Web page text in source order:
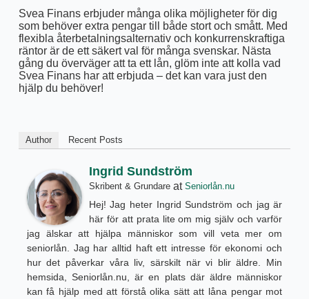
Svea Finans erbjuder många olika möjligheter för dig
som behöver extra pengar till både stort och smått. Med
flexibla återbetalningsalternativ och konkurrenskraftiga
räntor är de ett säkert val för många svenskar. Nästa
gång du överväger att ta ett lån, glöm inte att kolla vad
Svea Finans har att erbjuda – det kan vara just den
hjälp du behöver!
Author Recent Posts
Ingrid Sundström
Skribent & Grundareat Seniorlån.nu
Hej! Jag heter Ingrid Sundström och jag är
här för att prata lite om mig själv och varför
jag älskar att hjälpa människor som vill veta mer om
seniorlån. Jag har alltid haft ett intresse för ekonomi och
hur det påverkar våra liv, särskilt när vi blir äldre. Min
hemsida, Seniorlån.nu, är en plats där äldre människor
kan få hjälp med att förstå olika sätt att låna pengar mot